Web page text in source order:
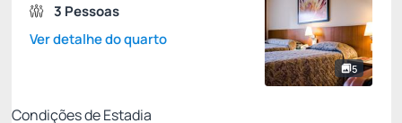
5
3 Pessoas
Ver detalhe do quarto
Condições de Estadia